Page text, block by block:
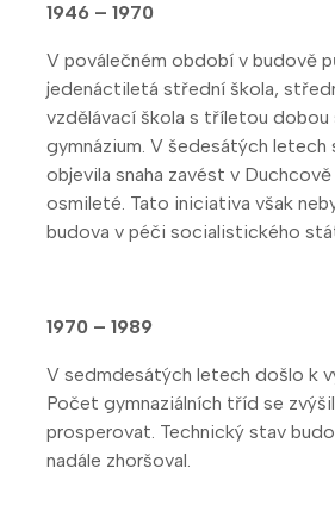
1946 – 1970
V poválečném období v budově
jedenáctiletá střední škola,
vzdělávací škola s tříletou dobou
gymnázium. V šedesátých letech
objevila snaha zavést v
osmileté. Tato iniciativa však
budova v péči socialistického
1970 – 1989
V sedmdesátých letech došlo k
Počet gymnaziálních tříd se
prosperovat. Technický stav
nadále zhoršoval.